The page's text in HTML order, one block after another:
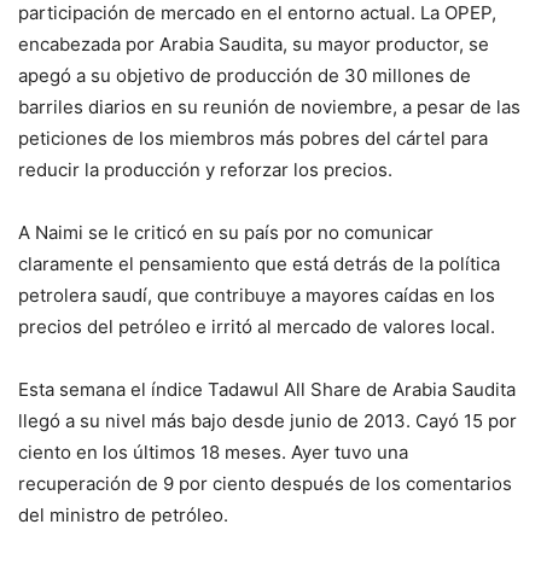
participación de mercado en el entorno actual. La OPEP,
encabezada por Arabia Saudita, su mayor productor, se
apegó a su objetivo de producción de 30 millones de
barriles diarios en su reunión de noviembre, a pesar de las
peticiones de los miembros más pobres del cártel para
reducir la producción y reforzar los precios.
A Naimi se le criticó en su país por no comunicar
claramente el pensamiento que está detrás de la política
petrolera saudí, que contribuye a mayores caídas en los
precios del petróleo e irritó al mercado de valores local.
Esta semana el índice Tadawul All Share de Arabia Saudita
llegó a su nivel más bajo desde junio de 2013. Cayó 15 por
ciento en los últimos 18 meses. Ayer tuvo una
recuperación de 9 por ciento después de los comentarios
del ministro de petróleo.